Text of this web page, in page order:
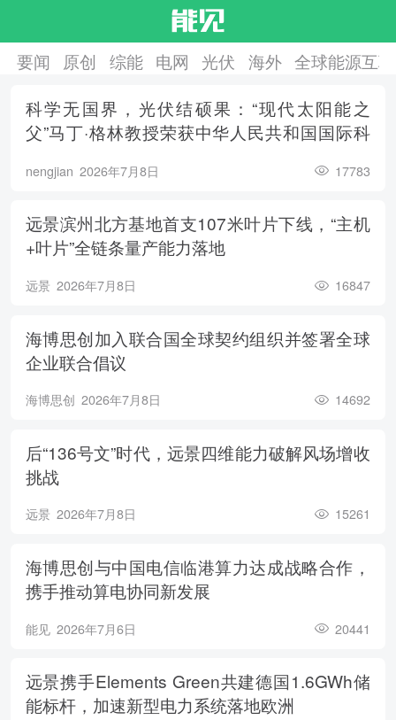
要闻 原创 综能 电网 光伏 海外 全球能源互
科学无国界，光伏结硕果：“现代太阳能之
父”马丁·格林教授荣获中华人民共和国国际科
nengjian 2026年7月8日 17783
远景滨州北方基地首支107米叶片下线，“主机
+叶片”全链条量产能力落地
远景 2026年7月8日 16847
海博思创加入联合国全球契约组织并签署全球
企业联合倡议
海博思创 2026年7月8日 14692
后“136号文”时代，远景四维能力破解风场增收
挑战
远景 2026年7月8日 15261
海博思创与中国电信临港算力达成战略合作，
携手推动算电协同新发展
能见 2026年7月6日 20441
远景携手Elements Green共建德国1.6GWh储
能标杆，加速新型电力系统落地欧洲